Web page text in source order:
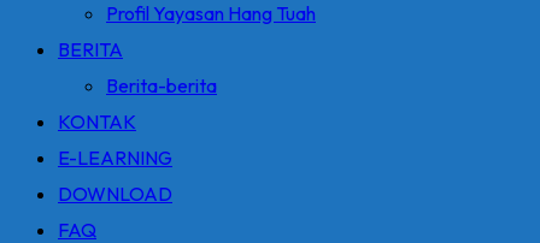
Profil Yayasan Hang Tuah
BERITA
Berita-berita
KONTAK
E-LEARNING
DOWNLOAD
FAQ